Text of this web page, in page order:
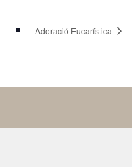
Adoració Eucarística